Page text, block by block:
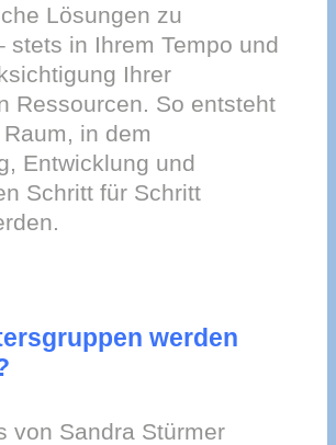
Lösungen zu
stets in Ihrem Tempo und
Ihrer
Ressourcen. So entsteht
in dem
Entwicklung und
Schritt für Schritt
werden
von Sandra Stürmer